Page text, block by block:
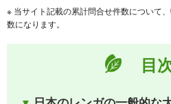
※ 当サイト記載の累計問合せ件数について
数になります。
目